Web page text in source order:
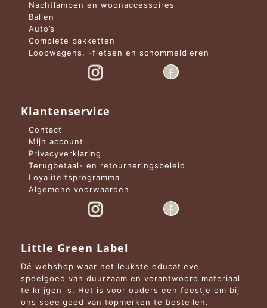
Nachtlampen en woonaccessoires
Ballen
Auto’s
Complete pakketten
Loopwagens, -fietsen en schommeldieren
Klantenservice
Contact
Mijn account
Privacyverklaring
Terugbetaal- en retourneringsbeleid
Loyaliteitsprogramma
Algemene voorwaarden
Little Green Label
Dé webshop waar het leukste educatieve
speelgoed van duurzaam en verantwoord materiaal
te krijgen is. Het is voor ouders een feestje om bij
ons speelgoed van topmerken te bestellen.